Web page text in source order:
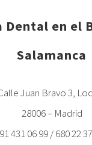
Dental en el
Salamanca
Juan Bravo 3,
28006 – Madrid
91 431 06 99 / 680 22